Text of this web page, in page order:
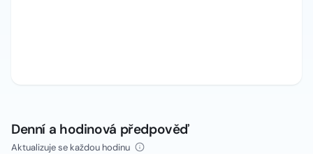
Denní a hodinová předpověď
Aktualizuje se každou hodinu